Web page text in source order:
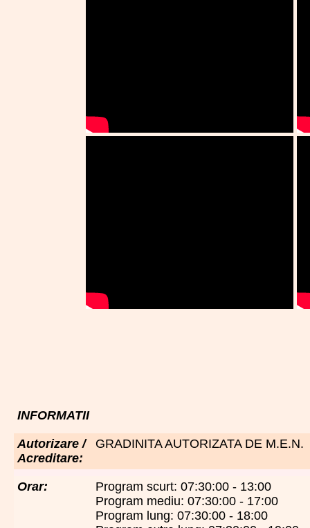
INFORMATII
Autorizare /
Acreditare:
GRADINITA AUTORIZATA DE M.E.N.
Orar:
Program scurt: 07:30:00 - 13:00
Program mediu: 07:30:00 - 17:00
Program lung: 07:30:00 - 18:00